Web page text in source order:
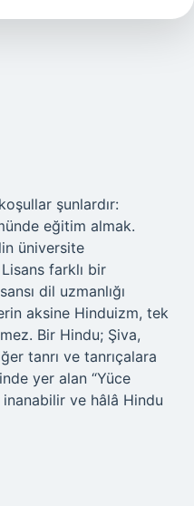
şunlardır:
eğitim almak.
üniversite
farklı bir
dil uzmanlığı
aksine Hinduizm, tek
Bir Hindu; Şiva,
tanrı ve tanrıçalara
yer alan “Yüce
inanabilir ve hâlâ Hindu